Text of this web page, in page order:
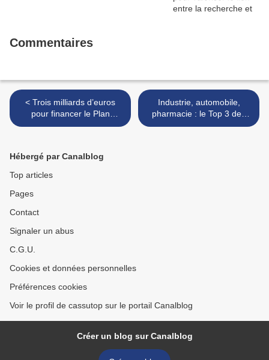
Commentaires
< Trois milliards d’euros
pour financer le Plan
d’investissement dans les
Industrie, automobile,
pharmacie : le Top 3 des
produits les plus exportés
Hébergé par Canalblog
Top articles
Pages
Contact
Signaler un abus
C.G.U.
Cookies et données personnelles
Préférences cookies
Voir le profil de cassutop sur le portail Canalblog
Créer un blog sur Canalblog